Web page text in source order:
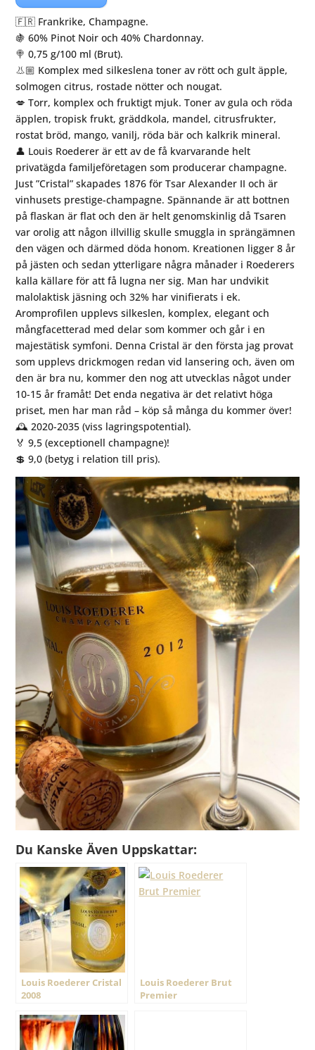
🇫🇷 Frankrike, Champagne.
🍇 60% Pinot Noir och 40% Chardonnay.
🍭 0,75 g/100 ml (Brut).
👃🏼 Komplex med silkeslena toner av rött och gult äpple,
solmogen citrus, rostade nötter och nougat.
💋 Torr, komplex och fruktigt mjuk. Toner av gula och röda
äpplen, tropisk frukt, gräddkola, mandel, citrusfrukter,
rostat bröd, mango, vanilj, röda bär och kalkrik mineral.
👤 Louis Roederer är ett av de få kvarvarande helt
privatägda familjeföretagen som producerar champagne.
Just ”Cristal” skapades 1876 för Tsar Alexander II och är
vinhusets prestige-champagne. Spännande är att bottnen
på flaskan är flat och den är helt genomskinlig då Tsaren
var orolig att någon illvillig skulle smuggla in sprängämnen
den vägen och därmed döda honom. Kreationen ligger 8 år
på jästen och sedan ytterligare några månader i Roederers
kalla källare för att få lugna ner sig. Man har undvikit
malolaktisk jäsning och 32% har vinifierats i ek.
Aromprofilen upplevs silkeslen, komplex, elegant och
mångfacetterad med delar som kommer och går i en
majestätisk symfoni. Denna Cristal är den första jag provat
som upplevs drickmogen redan vid lansering och, även om
den är bra nu, kommer den nog att utvecklas något under
10-15 år framåt! Det enda negativa är det relativt höga
priset, men har man råd – köp så många du kommer över!
🕰 2020-2035 (viss lagringspotential).
🏅 9,5 (exceptionell champagne)!
💲 9,0 (betyg i relation till pris).
Du Kanske Även Uppskattar:
Louis Roederer Cristal
2008
Louis Roederer Brut
Premier